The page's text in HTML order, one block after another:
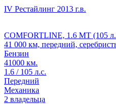
IV Рестайлинг 2013 г.в.
COMFORTLINE, 1.6 MT (105
41 000 км, передний,
Бензин
41000 км.
1.6 / 105 л.с.
Передний
Механика
2 владельца